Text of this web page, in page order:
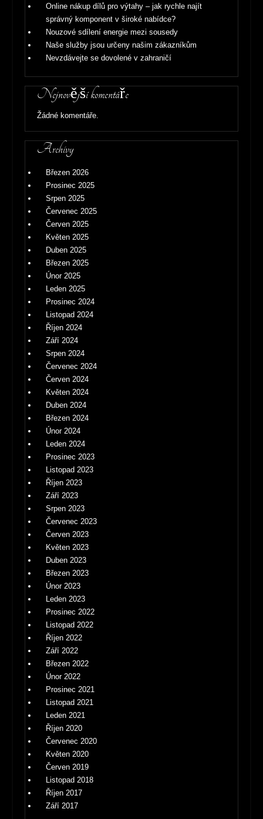
Online nákup dílů pro výtahy – jak rychle najít
správný komponent v široké nabídce?
Nouzové sdílení energie mezi sousedy
Naše služby jsou určeny našim zákazníkům
Nevzdávejte se dovolené v zahraničí
Nejnovější komentáře
Žádné komentáře.
Archivy
Březen 2026
Prosinec 2025
Srpen 2025
Červenec 2025
Červen 2025
Květen 2025
Duben 2025
Březen 2025
Únor 2025
Leden 2025
Prosinec 2024
Listopad 2024
Říjen 2024
Září 2024
Srpen 2024
Červenec 2024
Červen 2024
Květen 2024
Duben 2024
Březen 2024
Únor 2024
Leden 2024
Prosinec 2023
Listopad 2023
Říjen 2023
Září 2023
Srpen 2023
Červenec 2023
Červen 2023
Květen 2023
Duben 2023
Březen 2023
Únor 2023
Leden 2023
Prosinec 2022
Listopad 2022
Říjen 2022
Září 2022
Březen 2022
Únor 2022
Prosinec 2021
Listopad 2021
Leden 2021
Říjen 2020
Červenec 2020
Květen 2020
Červen 2019
Listopad 2018
Říjen 2017
Září 2017